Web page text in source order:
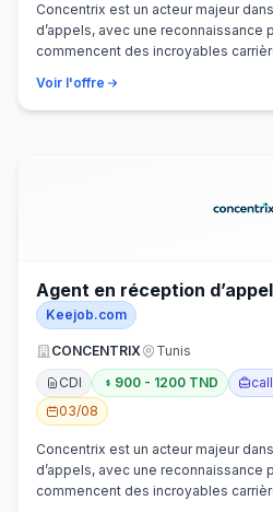
Concentrix est un acteur majeur
d’appels, avec une reconnaissance
commencent des incroyables
Voir l'offre
Agent en réception
Keejob.com
CONCENTRIX
Tunis
CDI
900 - 1200 TND
03/08
Concentrix est un acteur majeur
d’appels, avec une reconnaissance
commencent des incroyables